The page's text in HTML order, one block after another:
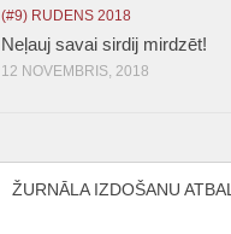
(#9) RUDENS 2018
Neļauj savai sirdij mirdzēt!
12 NOVEMBRIS, 2018
ŽURNĀLA IZDOŠANU